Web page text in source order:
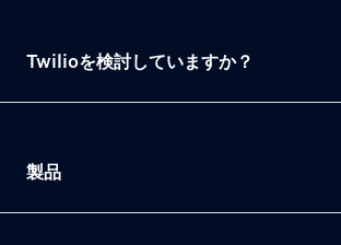
Twilioを検討していますか？
製品